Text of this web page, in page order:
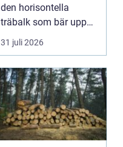
den horisontella
träbalk som bär upp
väggarna mot pla...
31 juli 2026